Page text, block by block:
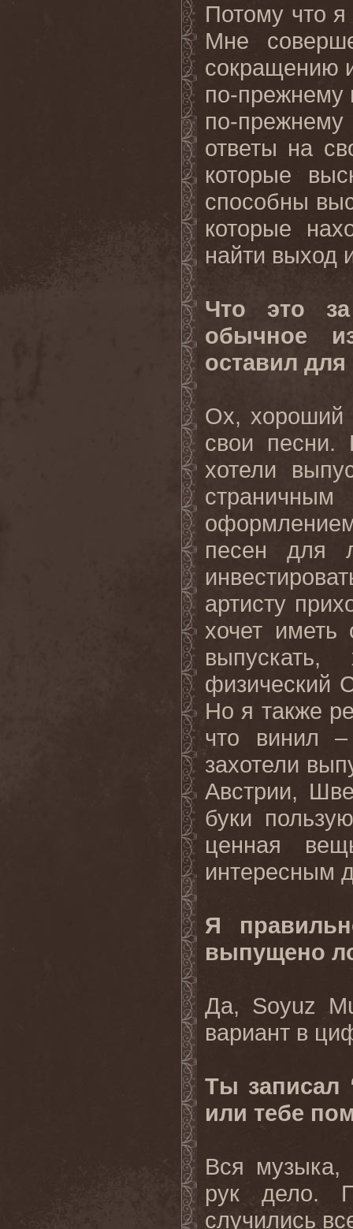
Потому что
Мне
сокращению
по-прежнему
по-
ответы на
которые
способны
которые
найти выход
Что это
обычное
оставил
Ох, хороший
свои
хотели
песен для
артисту
хочет иметь
физический
Но я также
что винил
захотели
Австрии,
буки
ценная
интересным
Я
выпущено
Да, Soyuz
вариант в
Ты записал
или тебе
Вся музыка,
рук дело.
случились